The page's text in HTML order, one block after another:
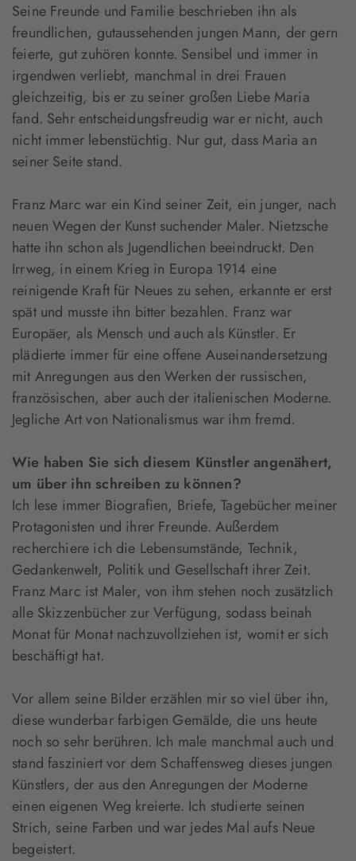
Seine Freunde und Familie beschrieben ihn als
freundlichen, gutaussehenden jungen Mann, der gern
feierte, gut zuhören konnte. Sensibel und immer in
irgendwen verliebt, manchmal in drei Frauen
gleichzeitig, bis er zu seiner großen Liebe Maria
fand. Sehr entscheidungsfreudig war er nicht, auch
nicht immer lebenstüchtig. Nur gut, dass Maria an
seiner Seite stand.
Franz Marc war ein Kind seiner Zeit, ein junger, nach
neuen Wegen der Kunst suchender Maler. Nietzsche
hatte ihn schon als Jugendlichen beeindruckt. Den
Irrweg, in einem Krieg in Europa 1914 eine
reinigende Kraft für Neues zu sehen, erkannte er erst
spät und musste ihn bitter bezahlen. Franz war
Europäer, als Mensch und auch als Künstler. Er
plädierte immer für eine offene Auseinandersetzung
mit Anregungen aus den Werken der russischen,
französischen, aber auch der italienischen Moderne.
Jegliche Art von Nationalismus war ihm fremd.
Wie haben Sie sich diesem Künstler angenähert,
um über ihn schreiben zu können?
Ich lese immer Biografien, Briefe, Tagebücher meiner
Protagonisten und ihrer Freunde. Außerdem
recherchiere ich die Lebensumstände, Technik,
Gedankenwelt, Politik und Gesellschaft ihrer Zeit.
Franz Marc ist Maler, von ihm stehen noch zusätzlich
alle Skizzenbücher zur Verfügung, sodass beinah
Monat für Monat nachzuvollziehen ist, womit er sich
beschäftigt hat.
Vor allem seine Bilder erzählen mir so viel über ihn,
diese wunderbar farbigen Gemälde, die uns heute
noch so sehr berühren. Ich male manchmal auch und
stand fasziniert vor dem Schaffensweg dieses jungen
Künstlers, der aus den Anregungen der Moderne
einen eigenen Weg kreierte. Ich studierte seinen
Strich, seine Farben und war jedes Mal aufs Neue
begeistert.